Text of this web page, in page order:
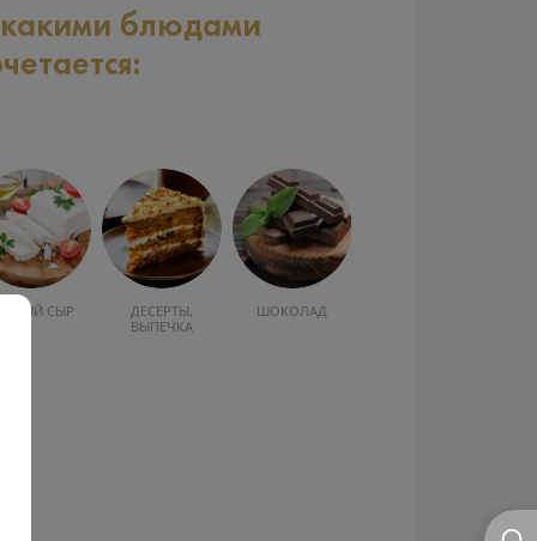
блюдами
СЫР
ДЕСЕРТЫ,
ВЫПЕЧКА
ШОКОЛАД